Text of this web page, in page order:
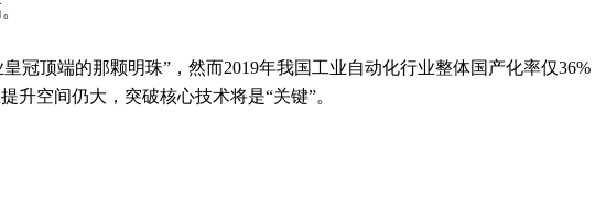
冠顶端的那颗明珠”，然而2019年我国工业自动化行业整体国产化率仅
升空间仍大，突破核心技术将是“关键”。